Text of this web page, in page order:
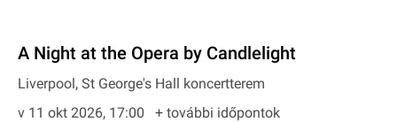
A Night at the Opera by Candlelight
Liverpool, St George's Hall koncertterem
v 11 okt 2026, 17:00
+ további időpontok